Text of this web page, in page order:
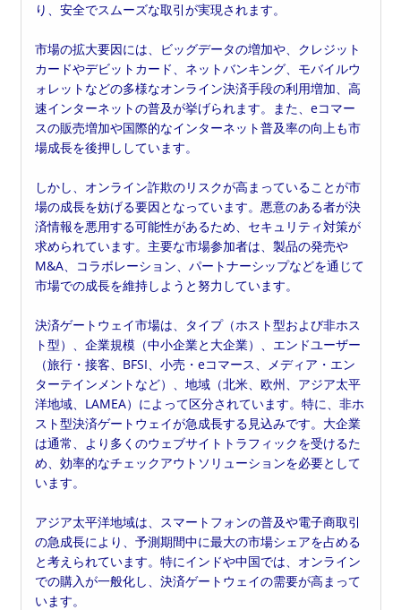
り、安全でスムーズな取引が実現されます。
市場の拡大要因には、ビッグデータの増加や、クレジット
カードやデビットカード、ネットバンキング、モバイルウ
ォレットなどの多様なオンライン決済手段の利用増加、高
速インターネットの普及が挙げられます。また、eコマー
スの販売増加や国際的なインターネット普及率の向上も市
場成長を後押ししています。
しかし、オンライン詐欺のリスクが高まっていることが市
場の成長を妨げる要因となっています。悪意のある者が決
済情報を悪用する可能性があるため、セキュリティ対策が
求められています。主要な市場参加者は、製品の発売や
M&A、コラボレーション、パートナーシップなどを通じて
市場での成長を維持しようと努力しています。
決済ゲートウェイ市場は、タイプ（ホスト型および非ホス
ト型）、企業規模（中小企業と大企業）、エンドユーザー
（旅行・接客、BFSI、小売・eコマース、メディア・エン
ターテインメントなど）、地域（北米、欧州、アジア太平
洋地域、LAMEA）によって区分されています。特に、非ホ
スト型決済ゲートウェイが急成長する見込みです。大企業
は通常、より多くのウェブサイトトラフィックを受けるた
め、効率的なチェックアウトソリューションを必要として
います。
アジア太平洋地域は、スマートフォンの普及や電子商取引
の急成長により、予測期間中に最大の市場シェアを占める
と考えられています。特にインドや中国では、オンライン
での購入が一般化し、決済ゲートウェイの需要が高まって
います。